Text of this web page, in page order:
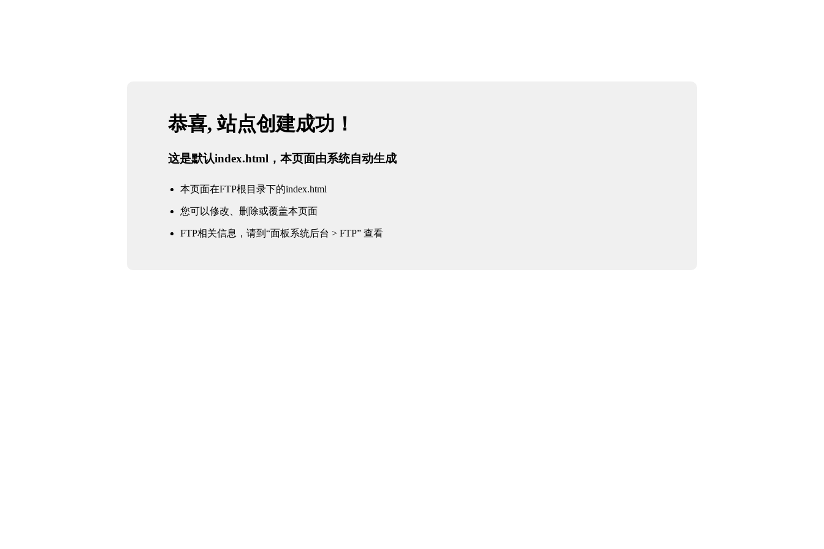
恭喜, 站点创建成功！
这是默认index.html，本页面由系统自动生成
本页面在FTP根目录下的index.html
您可以修改、删除或覆盖本页面
FTP相关信息，请到“面板系统后台 > FTP” 查看